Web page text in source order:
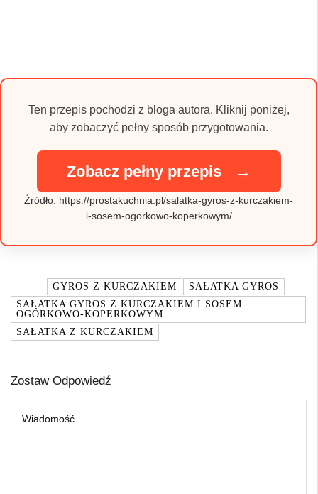
Ten przepis pochodzi z bloga autora. Kliknij poniżej,
aby zobaczyć pełny sposób przygotowania.
Zobacz pełny przepis →
Źródło: https://prostakuchnia.pl/salatka-gyros-z-kurczakiem-
i-sosem-ogorkowo-koperkowym/
GYROS Z KURCZAKIEM
SAŁATKA GYROS
SAŁATKA GYROS Z KURCZAKIEM I SOSEM
OGÓRKOWO-KOPERKOWYM
SAŁATKA Z KURCZAKIEM
Zostaw Odpowiedź